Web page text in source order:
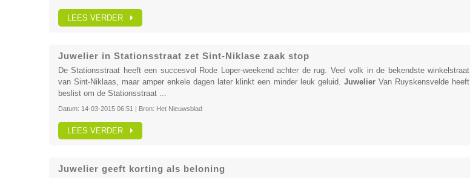
LEES VERDER
Juwelier in Stationsstraat zet Sint-Niklase zaak stop
De Stationsstraat heeft een succesvol Rode Loper-weekend achter de rug. Veel volk in de bekendste winkelstraat
van Sint-Niklaas, maar amper enkele dagen later klinkt een minder leuk geluid. JuwelierVan Ruyskensvelde heeft
beslist om de Stationsstraat ...
Datum: 14-03-2015 06:51 | Bron: Het Nieuwsblad
LEES VERDER
Juwelier geeft korting als beloning